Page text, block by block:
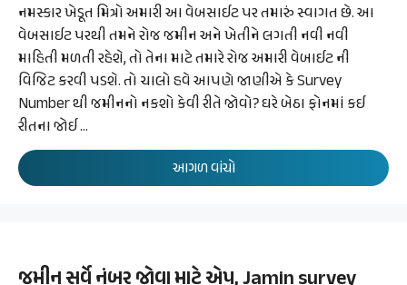
નમસ્કાર ખેડૂત મિત્રો અમારી આ વેબસાઈટ પર તમારું સ્વાગત છે. આ
વેબસાઈટ પરથી તમને રોજ જમીન અને ખેતીને લગતી નવી નવી
માહિતી મળતી રહેશે, તો તેના માટે તમારે રોજ અમારી વેબાઈટ ની
વિજિટ કરવી પડશે. તો ચાલો હવે આપણે જાણીએ કે Survey
Number થી જમીનનો નકશો કેવી રીતે જોવો? ઘરે બેઠા ફોનમાં કઈ
રીતના જોઈ …
આગળ વાંચો